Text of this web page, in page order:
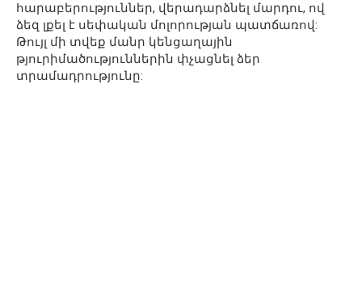
հարաբերություններ, վերադարձնել մարդու, ով
ձեզ լքել է սեփական մոլորության պատճառով:
Թույլ մի տվեք մանր կենցաղային
թյուրիմածություններին փչացնել ձեր
տրամադրությունը: